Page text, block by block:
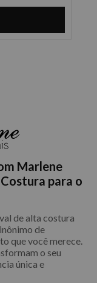
Marlene
para o
de alta costura
de
que você merece.
o seu
única e